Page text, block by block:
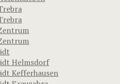
Helmsdorf
Kefferhausen